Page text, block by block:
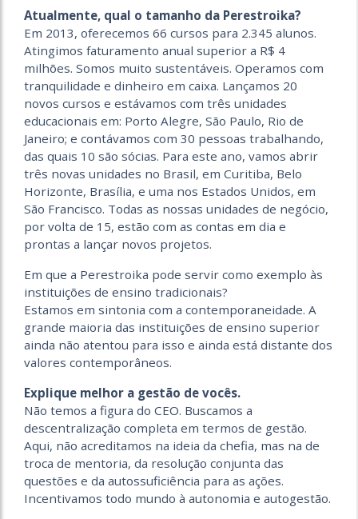
Atualmente, qual o tamanho da Perestroika?
Em 2013, oferecemos 66 cursos para 2.345 alunos.
Atingimos faturamento anual superior a R$ 4
milhões. Somos muito sustentáveis. Operamos com
tranquilidade e dinheiro em caixa. Lançamos 20
novos cursos e estávamos com três unidades
educacionais em: Porto Alegre, São Paulo, Rio de
Janeiro; e contávamos com 30 pessoas trabalhando,
das quais 10 são sócias. Para este ano, vamos abrir
três novas unidades no Brasil, em Curitiba, Belo
Horizonte, Brasília, e uma nos Estados Unidos, em
São Francisco. Todas as nossas unidades de negócio,
por volta de 15, estão com as contas em dia e
prontas a lançar novos projetos.
Em que a Perestroika pode servir como exemplo às
instituições de ensino tradicionais?
Estamos em sintonia com a contemporaneidade. A
grande maioria das instituições de ensino superior
ainda não atentou para isso e ainda está distante dos
valores contemporâneos.
Explique melhor a gestão de vocês.
Não temos a figura do CEO. Buscamos a
descentralização completa em termos de gestão.
Aqui, não acreditamos na ideia da chefia, mas na de
troca de mentoria, da resolução conjunta das
questões e da autossuficiência para as ações.
Incentivamos todo mundo à autonomia e autogestão.